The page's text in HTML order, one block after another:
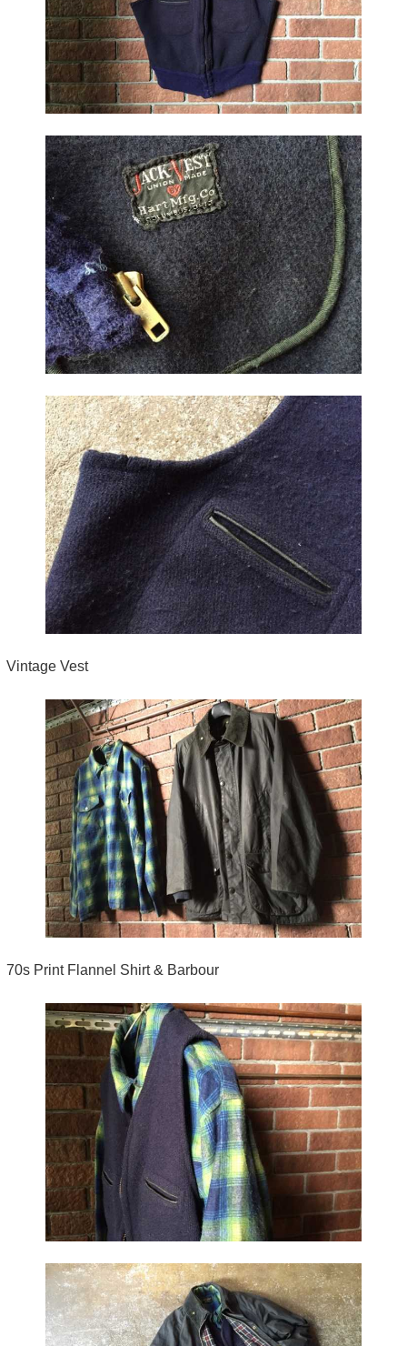
Vintage Vest
70s Print Flannel Shirt & Barbour